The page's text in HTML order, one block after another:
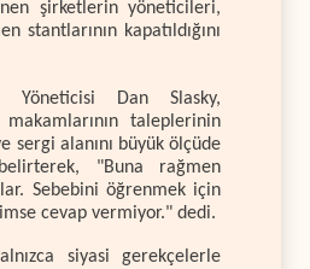
şirketlerin yöneticileri,
stantlarının kapatıldığını
Yöneticisi Dan Slasky,
makamlarının taleplerinin
sergi alanını büyük ölçüde
belirterek, "Buna rağmen
Sebebini öğrenmek için
cevap vermiyor." dedi.
siyasi gerekçelerle